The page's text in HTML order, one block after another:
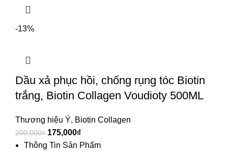
-13%
Dầu xả phục hồi, chống rụng tóc Biotin
trắng, Biotin Collagen Voudioty 500ML
Thương hiệu Ý, Biotin Collagen
200,000₫ 175,000₫
Thông Tin Sản Phẩm